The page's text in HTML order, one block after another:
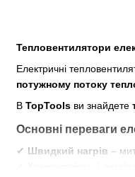
Тепловентилятори
Електричні
потужному потоку
В TopTools ви знайдете
Основні переваги
✔ Швидкий нагрів –